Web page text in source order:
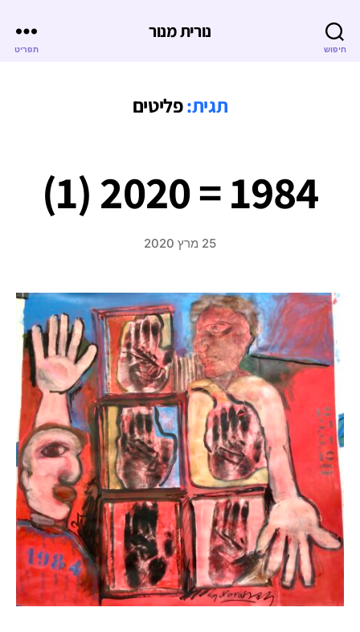
חיפוש
נורית מנור
תפריט
תגית:פליטים
1984 = 2020 (1)
25 מרץ 2020